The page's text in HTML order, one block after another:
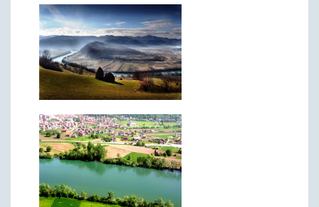
Црква Св. апостола Петра и Павла
Црква брвнара у Доњој Оровици
Дрина
Врхпоље - Етно село
Бобија
КОНТАКТ
Општина Љубовија
Установе од јавног значаја
АКТИ